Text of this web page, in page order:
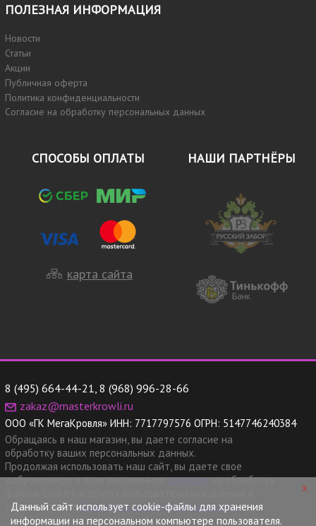
Данный сайт использует cookie-файлы для хранения
информации на персональном компьютере пользователя.
x
ПОЛЕЗНАЯ ИНФОРМАЦИЯ
Новости
Статьи
Акции
Публичная оферта
Политика конфиденциальности
Согласие на обработку персональных данных
СПОСОБЫ ОПЛАТЫ
карта сайта
НАШИ ПАРТНЁРЫ
8 (495) 664-44-21, 8 (968) 996-28-66
zakaz@masterkrowli.ru
ООО «ГК МегаКровля» ИНН: 7717797576 ОГРН: 5147746240384
Обращаясь в наш магазин, вы даете согласие на
обработку ваших персональных данных.
Продолжая использовать наш сайт, вы даете свое
добровольное и ясно выраженноесогласиена обработку
соответствии сПолитикой конфиденциальности.